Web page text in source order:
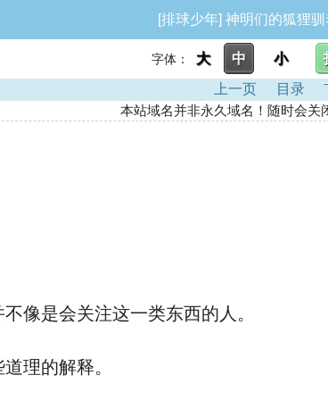
[排球少年] 神明们的狐狸
字体： 大 中 小
上一页
目录
本站域名并非永久域名！随时会
像是会关注这一类东西的人。
理的解释。